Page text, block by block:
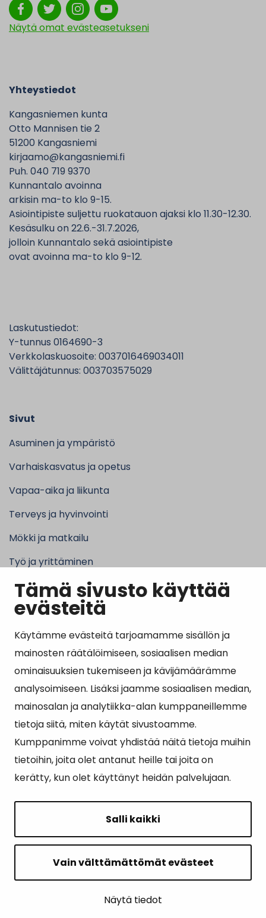
Tämä sivusto käyttää
evästeitä
Käytämme evästeitä tarjoamamme sisällön ja
mainosten räätälöimiseen, sosiaalisen median
ominaisuuksien tukemiseen ja kävijämäärämme
analysoimiseen. Lisäksi jaamme sosiaalisen median,
mainosalan ja analytiikka-alan kumppaneillemme
tietoja siitä, miten käytät sivustoamme.
Kumppanimme voivat yhdistää näitä tietoja muihin
tietoihin, joita olet antanut heille tai joita on
kerätty, kun olet käyttänyt heidän palvelujaan.
Salli kaikki
Vain välttämättömät evästeet
Näytä tiedot
Näytä omat evästeasetukseni
Yhteystiedot
Kangasniemen kunta
Otto Mannisen tie 2
51200 Kangasniemi
kirjaamo@kangasniemi.fi
Puh. 040 719 9370
Kunnantalo avoinna
arkisin ma-to klo 9-15.
Asiointipiste suljettu ruokatauon ajaksi klo 11.30-12.30.
Kesäsulku on 22.6.-31.7.2026,
jolloin Kunnantalo sekä asiointipiste
ovat avoinna ma-to klo 9-12.
Laskutustiedot:
Y-tunnus 0164690-3
Verkkolaskuosoite: 0037016469034011
Välittäjätunnus: 003703575029
Sivut
Asuminen ja ympäristö
Varhaiskasvatus ja opetus
Vapaa-aika ja liikunta
Terveys ja hyvinvointi
Mökki ja matkailu
Työ ja yrittäminen
Kunta ja hallinto
Suosituimmat sivut
Esityslistat, pöytäkirjat, viranhaltijapäätökset ja
kuulutukset
Tietoa ja ohjeistusta koronavirukseen liittyen
Asiointipiste
Sähköinen asiointi
Yhteydenotto
Tilavaraus
Ruokalistat